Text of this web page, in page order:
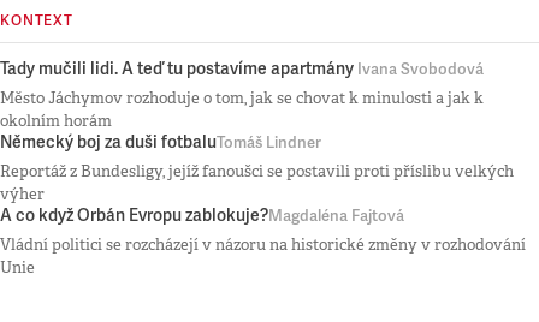
KONTEXT
Tady mučili lidi. A teď tu postavíme apartmány Ivana Svobodová
Město Jáchymov rozhoduje o tom, jak se chovat k minulosti a jak k
okolním horám
Německý boj za duši fotbaluTomáš Lindner
Reportáž z Bundesligy, jejíž fanoušci se postavili proti příslibu velkých
výher
A co když Orbán Evropu zablokuje?Magdaléna Fajtová
Vládní politici se rozcházejí v názoru na historické změny v rozhodování
Unie